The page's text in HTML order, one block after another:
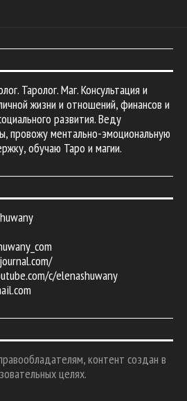
Таролог. Маг. Консультация и
жизни и отношений, финансов и
развития. Веду
провожу ментально-эмоциональную
обучаю Таро и магии.
c/elenashuwany
контент создан в
целях.